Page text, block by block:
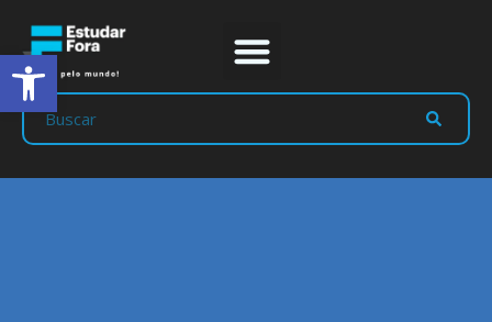
Abrir a barra de ferramentas